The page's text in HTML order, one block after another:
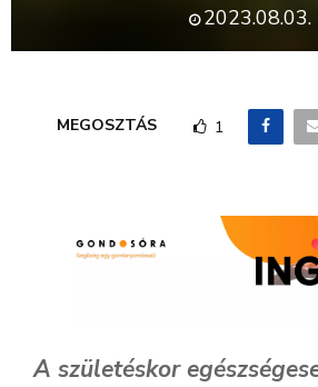
2023.08.03.
MEGOSZTÁS 1
A születéskor